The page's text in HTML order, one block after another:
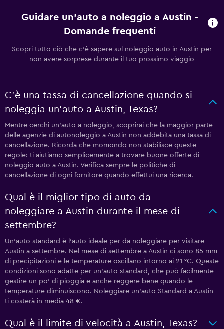
Guidare un'auto a noleggio a Austin -
Domande frequenti
Scopri tutto ciò che c'è sapere sul noleggio auto in Austin per
non avere sorprese durante il tuo prossimo viaggio
C'è una tassa di cancellazione quando si
noleggia un'auto a Austin, Texas?
Mentre cerchi un'auto a noleggio, scoprirai che la maggior parte
delle agenzie di autonoleggio a Austin non addebita una tassa di
cancellazione. Ricorda che momondo non stabilisce queste
regole: ti aiutiamo semplicemente a trovare buone offerte di
noleggio auto a Austin. Verifica sempre le politiche di
cancellazione di ogni fornitore quando effettui una ricerca.
Qual è il miglior tipo di auto da
noleggiare a Austin durante il mese di
settembre?
Un'auto standard è l'auto ideale per da noleggiare per visitare
Austin a settembre. Nel mese di settembre a Austin ci sono 85 mm
di precipitazioni e le temperature oscillano intorno ai 21 °C. Queste
condizioni sono adatte per un'auto standard, che può facilmente
gestire un po' di pioggia e anche reggere bene quando le
temperature diminuiscono. Noleggiare un'auto Standard a Austin
ti costerà in media 48 €.
Qual è il limite di velocità a Austin, Texas?